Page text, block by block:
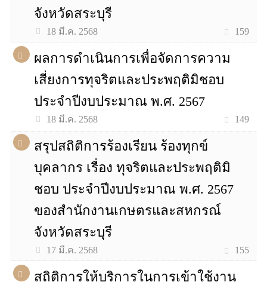
จังหวัดสระบุรี
18 มี.ค. 2568 159
ผลการดำเนินการเพื่อจัดการความ
เสี่ยงการทุจริตและประพฤติมิชอบ
ประจำปีงบประมาณ พ.ศ. 2567
18 มี.ค. 2568 149
สรุปสถิติการร้องเรียน ร้องทุกข์
บุคลากร เรื่อง ทุจริตและประพฤติมิ
ชอบ ประจำปีงบประมาณ พ.ศ. 2567
ของสำนักงานเกษตรและสหกรณ์
จังหวัดสระบุรี
17 มี.ค. 2568 155
สถิติการให้บริการในการเข้าใช้งาน